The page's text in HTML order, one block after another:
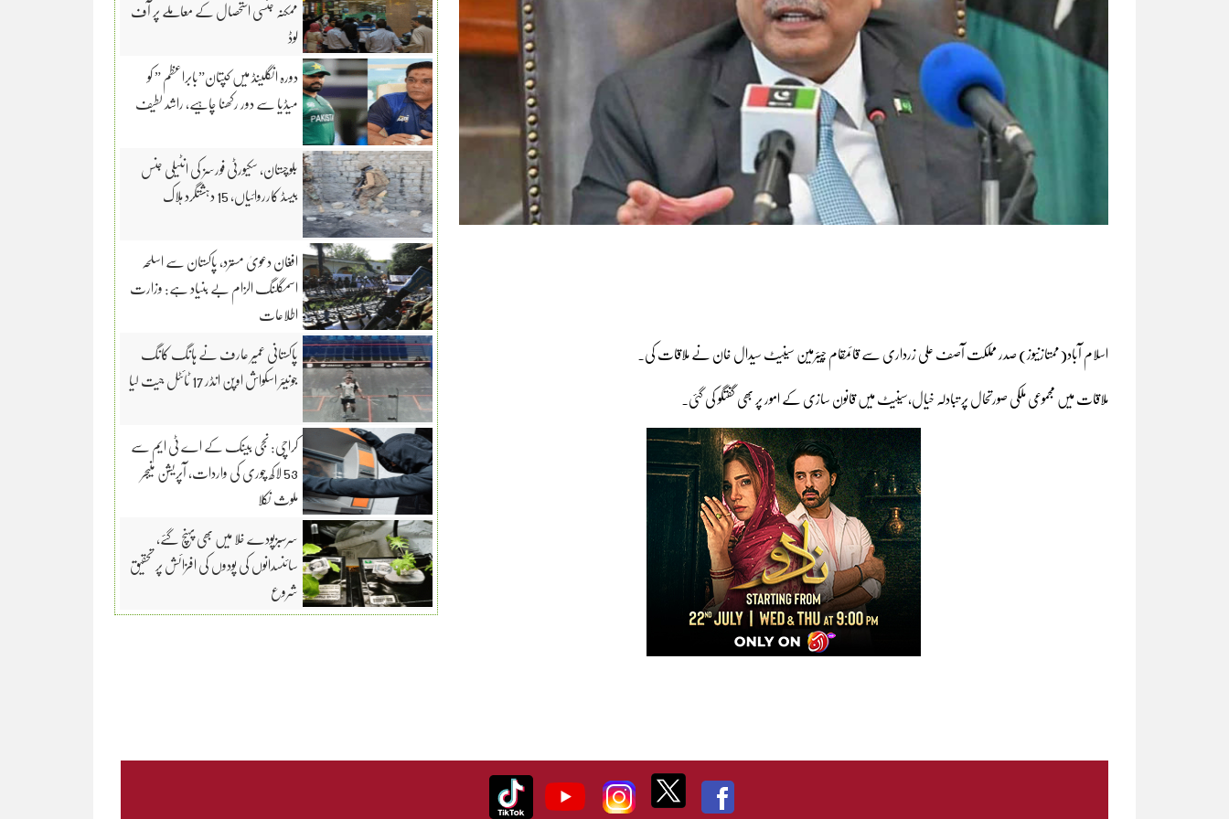
اسلام آباد(ممتازنیوز) صدر مملکت آصف علی زرداری سے قائمقام چیئرمین سینیٹ سیدال خان نے ملاقات کی۔
ملاقات میں مجموعی ملکی صورتحال پر تبادلہ خیال،سینیٹ میں قانون سازی کے امور پر بھی گفتگو کی گئی۔
ممکنہ جنسی استحصال کے معاملے پر آف
لوڈ
دورہ انگلینڈ میں کپتان”بابراعظم ” کو
میڈیا سے دور رکھنا چاہیے، راشد لطیف
بلوچستان، سکیورٹی فورسز کی انٹیلی جنس
بیسڈ کارروائیاں، 15 دہشتگرد ہلاک
افغان دعویٰ مسترد، پاکستان سے اسلحہ
اسمگلنگ الزام بے بنیاد ہے: وزارت
اطلاعات
پاکستانی عمیر عارف نے ہانگ کانگ
جونیئر اسکواش اوپن انڈر 17 ٹائٹل جیت لیا
کراچی: نجی بینک کے اے ٹی ایم سے
53 لاکھ چوری کی واردات، آپریشن منیجر
ملوث نکلا
سرسبزپودے خلا میں بھی پہنچ گئے،
سائنسدانوں کی پودوں کی افزائش پر تحقیق
شروع